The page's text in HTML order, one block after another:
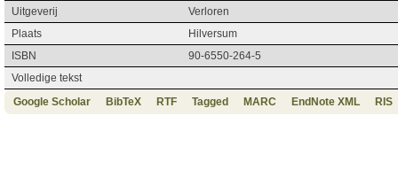
Uitgeverij
Verloren
Plaats
Hilversum
ISBN
90-6550-264-5
Volledige tekst
Google Scholar
BibTeX RTF Tagged MARC EndNote XML RIS